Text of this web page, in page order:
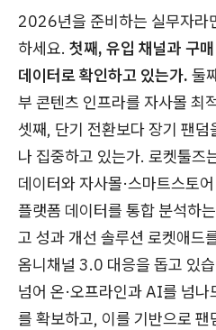
2026년을 준비하는 실무자라
하세요. 첫째, 유입 채널과 구
데이터로 확인하고 있는가. 둘
부 콘텐츠 인프라를 자사몰 최
셋째, 단기 전환보다 장기 팬
나 집중하고 있는가. 로켓툴즈
데이터와 자사몰·스마트스토
플랫폼 데이터를 통합 분석하
고 성과 개선 솔루션 로켓애드
옴니채널 3.0 대응을 돕고 있
넘어 온·오프라인과 AI를 넘
를 확보하고, 이를 기반으로